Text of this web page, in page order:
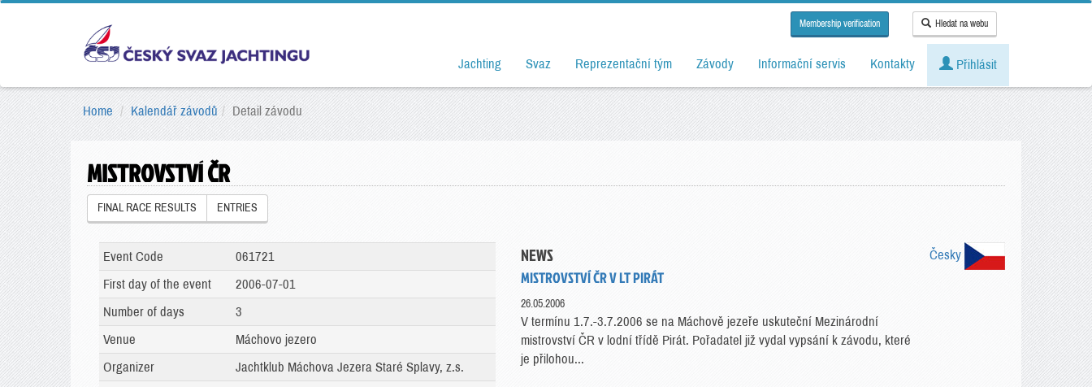
Membership verification Hledat na webu
Jachting Svaz Reprezentační tým Závody Informační servis Kontakty Přihlásit
Home Kalendář závodů Detail závodu
MISTROVSTVÍ ČR
FINAL RACE RESULTS ENTRIES
Česky
Event Code
061721
First day of the event
2006-07-01
Number of days
3
Venue
Máchovo jezero
Organizer
Jachtklub Máchova Jezera Staré Splavy, z.s.
NEWS
MISTROVSTVÍ ČR V LT PIRÁT
26.05.2006
V termínu 1.7.-3.7.2006 se na Máchově jezeře uskuteční Mezinárodní
mistrovství ČR v lodní třídě Pirát. Pořadatel již vydal vypsání k závodu, které
je přilohou...